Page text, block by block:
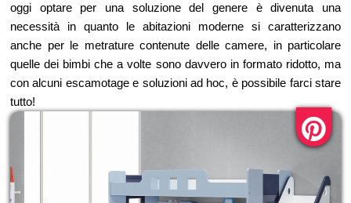
oggi optare per una soluzione del genere è divenuta una
necessità in quanto le abitazioni moderne si caratterizzano
anche per le metrature contenute delle camere, in particolare
quelle dei bimbi che a volte sono davvero in formato ridotto, ma
con alcuni escamotage e soluzioni ad hoc, è possibile farci stare
tutto!